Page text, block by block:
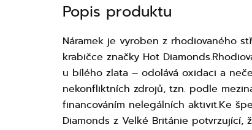
Popis produktu
Náramek je vyroben z rhodiovaného
krabičce značky Hot
u bílého zlata – odolává oxidaci a
nekonfliktních zdrojů, tzn. podle
financováním nelegálních aktivit.Ke
Diamonds z Velké Británie potvrzující,